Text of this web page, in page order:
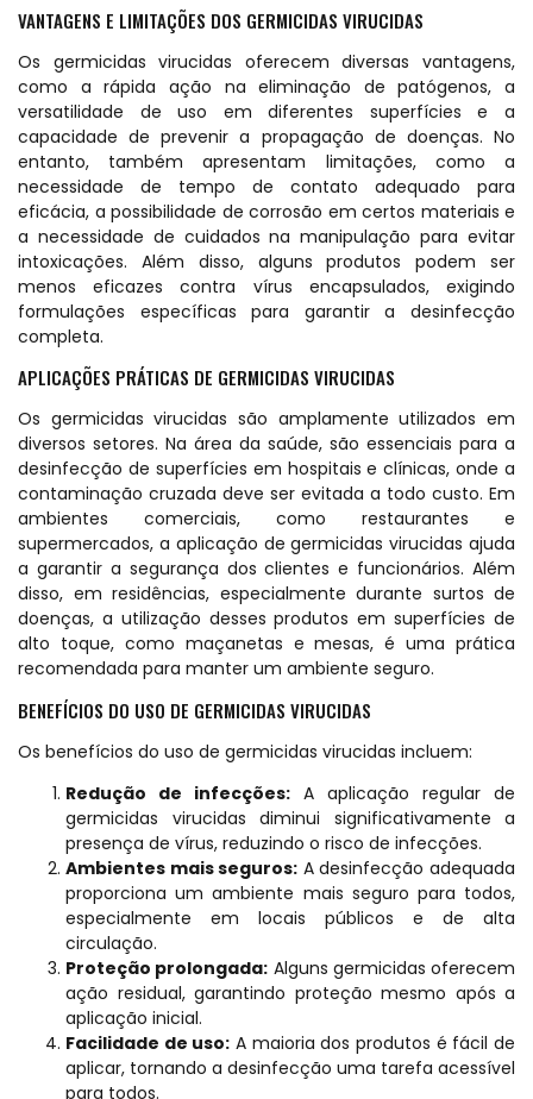
VANTAGENS E LIMITAÇÕES DOS GERMICIDAS VIRUCIDAS
Os germicidas virucidas oferecem diversas vantagens,
como a rápida ação na eliminação de patógenos, a
versatilidade de uso em diferentes superfícies e a
capacidade de prevenir a propagação de doenças. No
entanto, também apresentam limitações, como a
necessidade de tempo de contato adequado para
eficácia, a possibilidade de corrosão em certos materiais e
a necessidade de cuidados na manipulação para evitar
intoxicações. Além disso, alguns produtos podem ser
menos eficazes contra vírus encapsulados, exigindo
formulações específicas para garantir a desinfecção
completa.
APLICAÇÕES PRÁTICAS DE GERMICIDAS VIRUCIDAS
Os germicidas virucidas são amplamente utilizados em
diversos setores. Na área da saúde, são essenciais para a
desinfecção de superfícies em hospitais e clínicas, onde a
contaminação cruzada deve ser evitada a todo custo. Em
ambientes comerciais, como restaurantes e
supermercados, a aplicação de germicidas virucidas ajuda
a garantir a segurança dos clientes e funcionários. Além
disso, em residências, especialmente durante surtos de
doenças, a utilização desses produtos em superfícies de
alto toque, como maçanetas e mesas, é uma prática
recomendada para manter um ambiente seguro.
BENEFÍCIOS DO USO DE GERMICIDAS VIRUCIDAS
Os benefícios do uso de germicidas virucidas incluem:
Redução de infecções: A aplicação regular de
germicidas virucidas diminui significativamente a
presença de vírus, reduzindo o risco de infecções.
Ambientes mais seguros: A desinfecção adequada
proporciona um ambiente mais seguro para todos,
especialmente em locais públicos e de alta
circulação.
Proteção prolongada: Alguns germicidas oferecem
ação residual, garantindo proteção mesmo após a
aplicação inicial.
Facilidade de uso: A maioria dos produtos é fácil de
aplicar, tornando a desinfecção uma tarefa acessível
para todos.